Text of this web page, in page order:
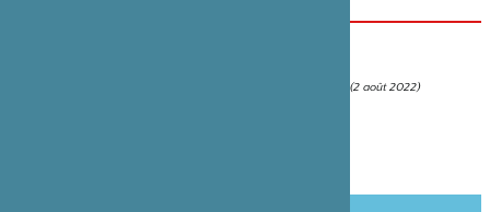
(2 août 2022)